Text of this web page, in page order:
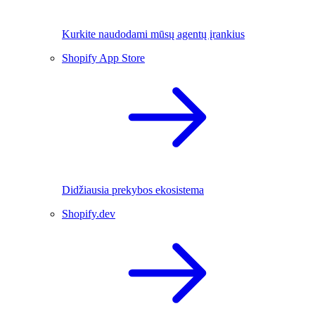
Kurkite naudodami mūsų agentų įrankius
Shopify App Store
Didžiausia prekybos ekosistema
Shopify.dev